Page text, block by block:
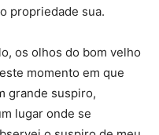
propriedade sua.
os olhos do bom velho
momento em que
grande suspiro,
lugar onde se